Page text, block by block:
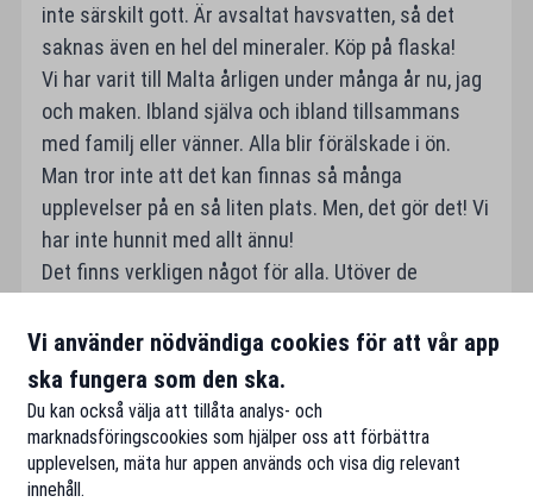
inte särskilt gott. Är avsaltat havsvatten, så det
saknas även en hel del mineraler. Köp på flaska!
Vi har varit till Malta årligen under många år nu, jag
och maken. Ibland själva och ibland tillsammans
med familj eller vänner. Alla blir förälskade i ön.
Man tror inte att det kan finnas så många
upplevelser på en så liten plats. Men, det gör det! Vi
har inte hunnit med allt ännu!
Det finns verkligen något för alla. Utöver de
Flamingoparker, tonfiskmuseum, flygplansmuseum
m.m.... Dit ska vi ta oss nästa år!
Önskar er alla en trevlig resa till mitt älskade Malta.
Vi använder nödvändiga cookies för att vår app
ska fungera som den ska.
Du kan också välja att tillåta analys- och
marknadsföringscookies som hjälper oss att förbättra
upplevelsen, mäta hur appen används och visa dig relevant
innehåll.